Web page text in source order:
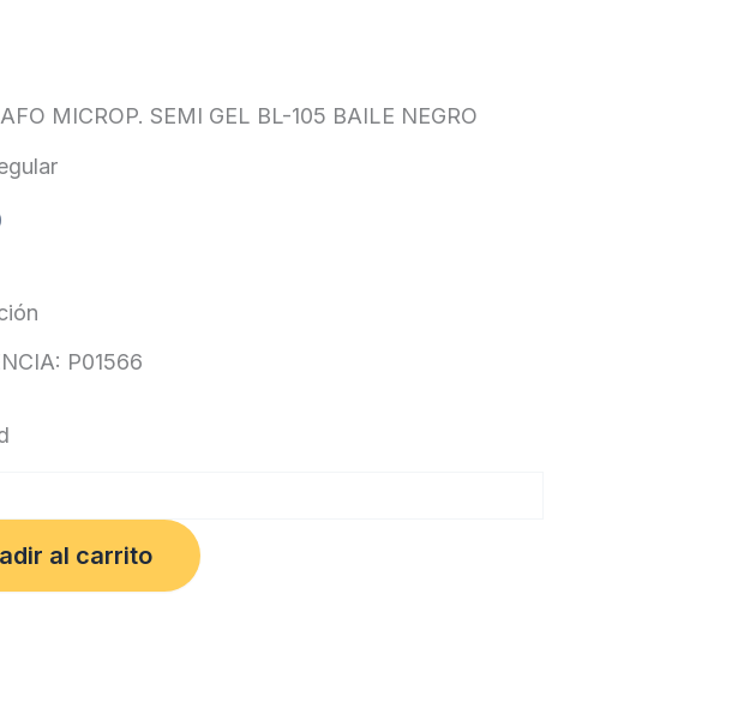
MICROP. SEMI GEL BL-105 BAILE NEGRO
P01566
al carrito